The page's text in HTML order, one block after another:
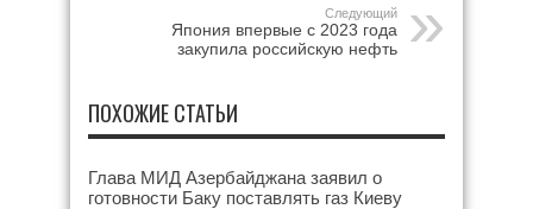
Следующий
Япония впервые с 2023 года
закупила российскую нефть
ПОХОЖИЕ СТАТЬИ
Глава МИД Азербайджана заявил о
готовности Баку поставлять газ Киеву